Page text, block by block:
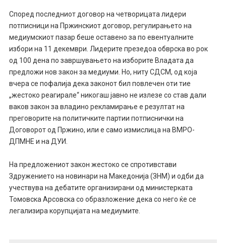
Според последниот договор на четворицата лидери
потписници на Пржинскиот договор, регулирањето на
медиумскиот пазар беше оставено за по евентуалните
избори на 11 декември. Лидерите презедоа обврска во рок
од 100 дена по завршувањето на изборите Владата да
предложи нов закон за медиуми. Но, ниту СДСМ, од која
вчера се пофалија дека законот бил повлечен оти тие
„жестоко реагирале“ никогаш јавно не излезе со став дали
ваков закон за владино рекламирање е резултат на
преговорите на политичките партии потписнички на
Договорот од Пржино, или е само измислица на ВМРО-
ДПМНЕ и на ДУИ.
На предложениот закон жестоко се спротивстави
Здружението на новинари на Македонија (ЗНМ) и одби да
учествува на дебатите организирани од министерката
Томовска Арсовска со образложение дека со него ќе се
легализира корупцијата на медиумите.